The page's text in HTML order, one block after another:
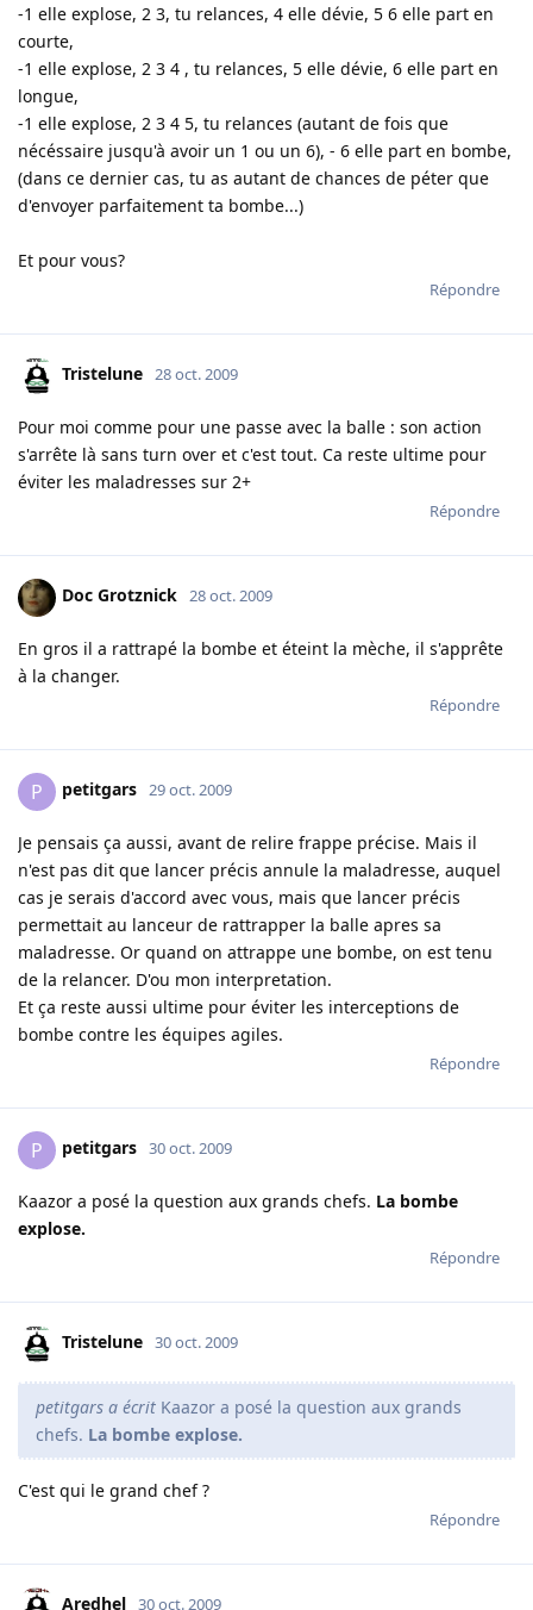
-1 elle explose, 2 3, tu relances, 4 elle dévie, 5 6 elle part en
courte,
-1 elle explose, 2 3 4 , tu relances, 5 elle dévie, 6 elle part en
longue,
-1 elle explose, 2 3 4 5, tu relances (autant de fois que
nécéssaire jusqu'à avoir un 1 ou un 6), - 6 elle part en bombe,
(dans ce dernier cas, tu as autant de chances de péter que
d'envoyer parfaitement ta bombe...)
Et pour vous?
Répondre
Tristelune 28 oct. 2009
Pour moi comme pour une passe avec la balle : son action
s'arrête là sans turn over et c'est tout. Ca reste ultime pour
éviter les maladresses sur 2+
Répondre
Doc Grotznick 28 oct. 2009
En gros il a rattrapé la bombe et éteint la mèche, il s'apprête
à la changer.
Répondre
P petitgars 29 oct. 2009
Je pensais ça aussi, avant de relire frappe précise. Mais il
n'est pas dit que lancer précis annule la maladresse, auquel
cas je serais d'accord avec vous, mais que lancer précis
permettait au lanceur de rattrapper la balle apres sa
maladresse. Or quand on attrappe une bombe, on est tenu
de la relancer. D'ou mon interpretation.
Et ça reste aussi ultime pour éviter les interceptions de
bombe contre les équipes agiles.
Répondre
P petitgars 30 oct. 2009
Kaazor a posé la question aux grands chefs. La bombe
explose.
Répondre
Tristelune 30 oct. 2009
petitgars a écrit Kaazor a posé la question aux grands
chefs. La bombe explose.
C'est qui le grand chef ?
Répondre
Aredhel 30 oct. 2009